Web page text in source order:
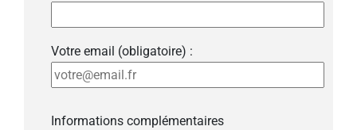
Votre email (obligatoire) :
Informations complémentaires